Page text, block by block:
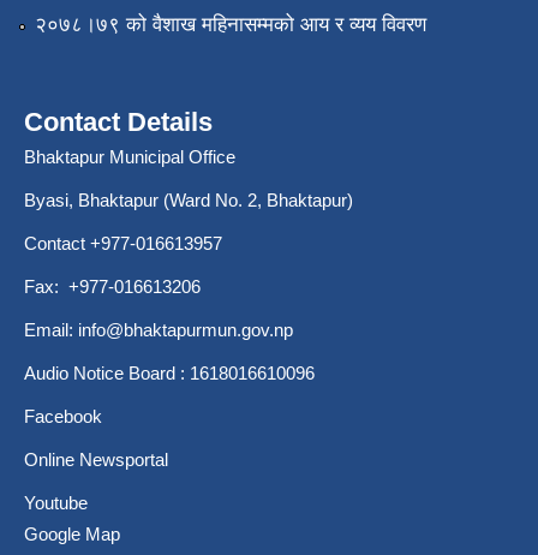
२०७८।७९ को वैशाख महिनासम्मको आय र व्यय विवरण
Contact Details
Bhaktapur Municipal Office
Byasi, Bhaktapur (Ward No. 2, Bhaktapur)
Contact +977-016613957
Fax: +977-016613206
Email: info@bhaktapurmun.gov.np
Audio Notice Board : 1618016610096
Facebook
Online Newsportal
Youtube
Google Map